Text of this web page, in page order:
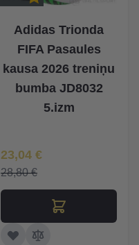
Adidas Trionda
FIFA Pasaules
kausa 2026 treniņu
bumba JD8032
5.izm
Īpaša Cena
23,04 €
28,80 €